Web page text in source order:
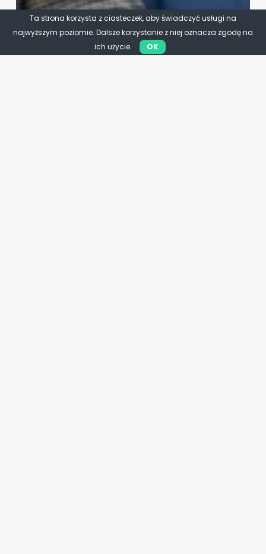
Ta strona korzysta z ciasteczek, aby świadczyć usługi na
najwyższym poziomie. Dalsze korzystanie z niej oznacza zgodę na
ich użycie.
OK